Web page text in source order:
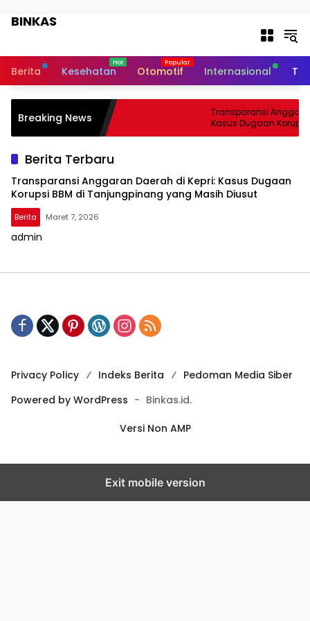
BINKAS
Berita
Kesehatan Otomotif Internasional
Breaking News
Transparansi
Kasus Dugaan Korupsi
Tanjungpinang yang
Berita Terbaru
Transparansi Anggaran Daerah di Kepri: Kasus Dugaan
Korupsi BBM di Tanjungpinang yang Masih Diusut
Berita Maret 7, 2026
admin
Privacy Policy Indeks Berita
Pedoman Media Siber
Powered by WordPress - Binkas.id.
Versi Non AMP
Exit mobile version